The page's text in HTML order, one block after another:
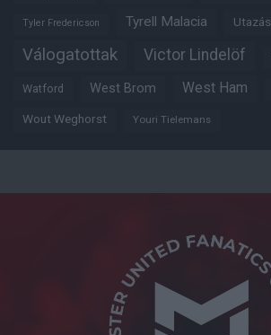
Tyler Fredericson Tyrell Malacia Utazás
Válogatottak Victor Lindelöf
Watford West Brom West Ham
Wout Weghorst Youri Tielemans